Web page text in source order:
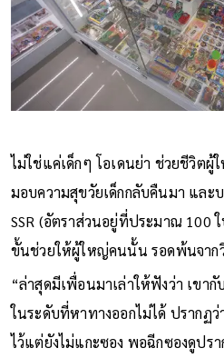
ไม่ใช่แค่เด็กๆ โอเดนย่า ช่วยชีวิต
มอบความสุขวัยเด็กกลับคืนมา และบ
SSR (อัตราส่วนอยู่ที่ประมาณ 100
ขั้นช่วยให้ผู้ใหญ่คนนั้น รอดพ้นจาก
“ล่าสุดมีเพื่อนมาเล่าให้ฟังว่า เขา
ในระดับที่หาทางออกไม่ได้ ปรากฏว่
ไว้แต่ยังไม่แกะซอง พอฉีกซองดูปรา